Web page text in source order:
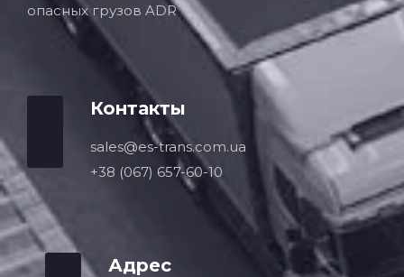
опасных грузов ADR
Контакты
sales@es-trans.com.ua
+38 (067) 657-60-10
Адрес